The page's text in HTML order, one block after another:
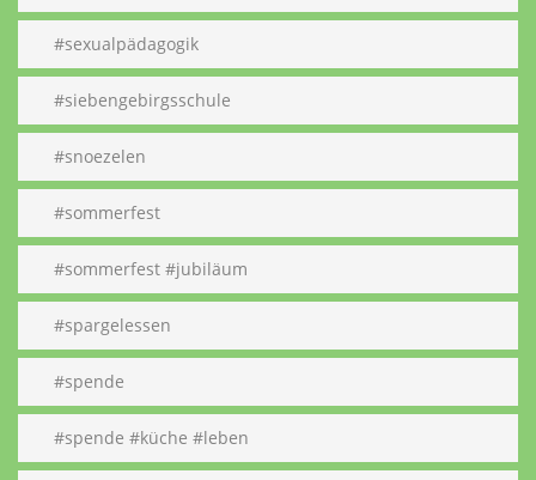
#sexualpädagogik
#siebengebirgsschule
#snoezelen
#sommerfest
#sommerfest #jubiläum
#spargelessen
#spende
#spende #küche #leben